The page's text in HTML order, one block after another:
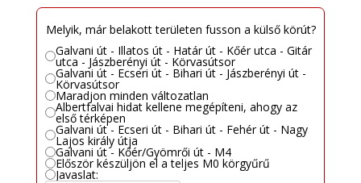
Melyik, már belakott területen fusson a külső körút?
Galvani út - Illatos út - Határ út - Kőér utca - Gitár
utca - Jászberényi út - Körvasútsor
Galvani út - Ecseri út - Bihari út - Jászberényi út -
Körvasútsor
Maradjon minden változatlan
Albertfalvai hidat kellene megépíteni, ahogy az
első térképen
Galvani út - Ecseri út - Bihari út - Fehér út - Nagy
Lajos király útja
Galvani út - Kőér/Gyömrői út - M4
Először készüljön el a teljes M0 körgyűrű
Javaslat: